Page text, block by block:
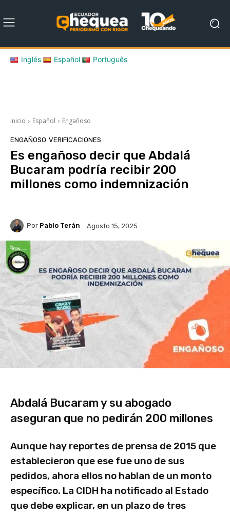
Inglés Español Português
Inicio Español Engañoso
ENGAÑOSO VERIFICACIONES
Es engañoso decir que Abdalá
Bucaram podría recibir 200
millones como indemnización
Por Pablo Terán Agosto 15, 2025
Abdalá Bucaram y su abogado
aseguran que no pedirán 200 millones
Aunque hay reportes de prensa de 2015 que
establecieron que ese fue uno de sus
pedidos, ahora ellos no hablan de un monto
específico. La CIDH ha notificado al Estado
que debe explicar, en un plazo de tres